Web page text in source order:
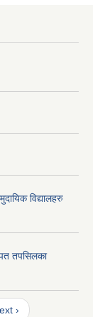
विद्यालहरु
तपसिलका
›